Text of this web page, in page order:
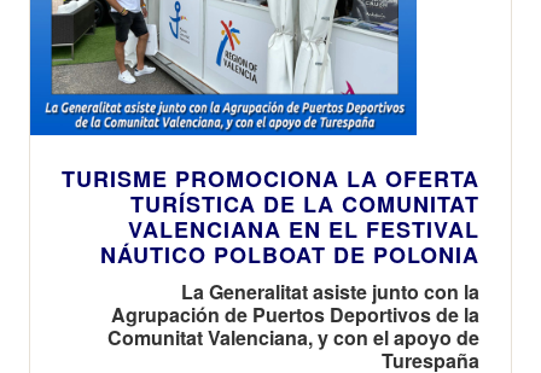
TURISME PROMOCIONA LA OFERTA
TURÍSTICA DE LA COMUNITAT
VALENCIANA EN EL FESTIVAL
NÁUTICO POLBOAT DE POLONIA
La Generalitat asiste junto con la
Agrupación de Puertos Deportivos de la
Comunitat Valenciana, y con el apoyo de
Turespaña